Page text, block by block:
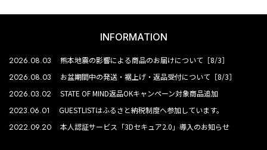
INFORMATION
2026.08.03 熊本地震の影響による商品のお届けについて［8/3］
2026.08.03 お盆期間中の発送・裾上げ・返品受付について［8/3］
2026.03.02 STATE OF MIND返品OKキャンペーン対象商品追加
2023.06.01 GUESTLISTはふるさと納税制度へ参加しています。
2022.09.20 本人認証サービス「3Dセキュア2.0」導入のお知らせ